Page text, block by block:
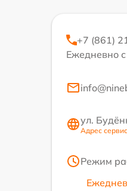
+7 (861)
Ежедневно
ул.
Адрес
Режим